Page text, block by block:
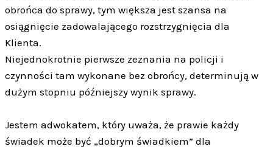
obrońca do sprawy, tym większa jest szansa na
osiągnięcie zadowalającego rozstrzygnięcia dla
Klienta.
Niejednokrotnie pierwsze zeznania na policji i
czynności tam wykonane bez obrońcy, determinują w
dużym stopniu późniejszy wynik sprawy.
Jestem adwokatem, który uważa, że prawie każdy
świadek może być „dobrym świadkiem” dla